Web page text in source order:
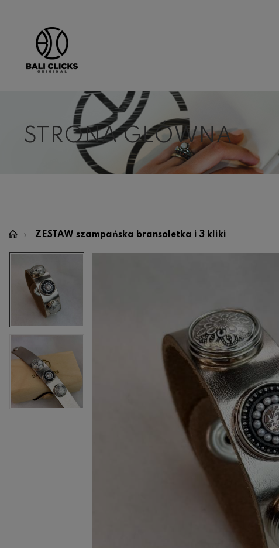
STRONA GŁÓWNA
ZESTAW szampańska bransoletka i 3 kliki